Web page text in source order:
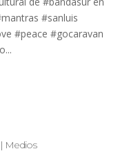
#sanluis
#peace #gocaravan
Medios